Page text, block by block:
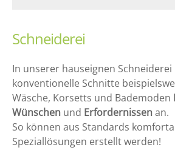
Schneiderei
In unserer hauseignen
konventionelle Schnitte
Wäsche, Korsetts und Bademoden
Wünschen und Erfordernissenan.
So können aus Standards
Speziallösungen erstellt werden!